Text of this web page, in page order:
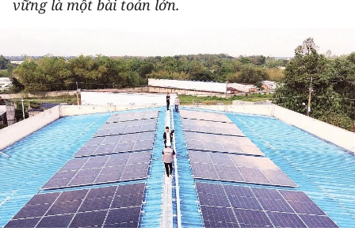
THẾ GIỚI
THỂ THAO
GIÁO DỤC
Y TẾ
KHOA HỌC - CÔNG NGHỆ
vững là một bài toán lớn.